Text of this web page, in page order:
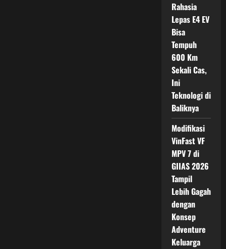
Rahasia
Lepas E4 EV
Bisa
Tempuh
600 Km
Sekali Cas,
Ini
Teknologi di
Baliknya
Modifikasi
VinFast VF
MPV 7 di
GIIAS 2026
Tampil
Lebih Gagah
dengan
Konsep
Adventure
Keluarga